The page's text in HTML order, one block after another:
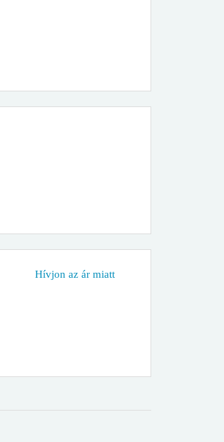
Hívjon az ár miatt